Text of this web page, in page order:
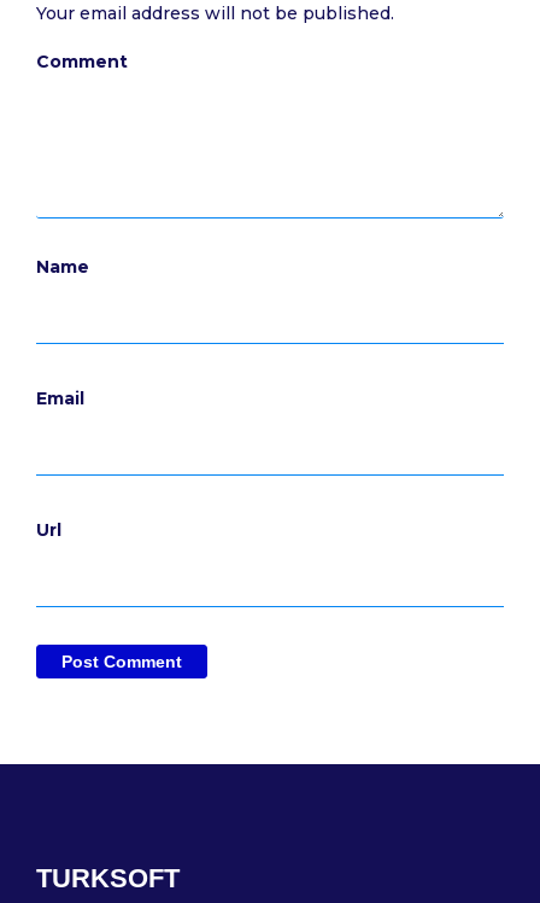
Your email address will not be published.
Comment
Name
Email
Url
TURKSOFT